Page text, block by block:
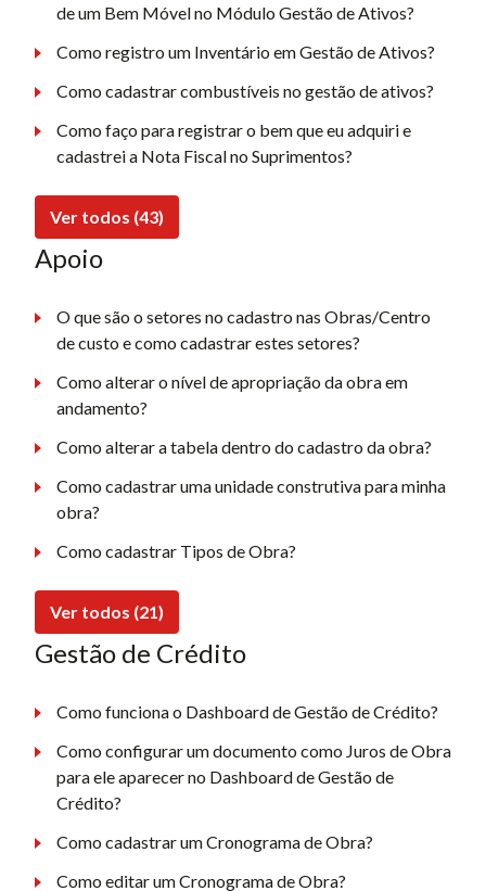
de um Bem Móvel no Módulo Gestão de Ativos?
Como registro um Inventário em Gestão de Ativos?
Como cadastrar combustíveis no gestão de ativos?
Como faço para registrar o bem que eu adquiri e
cadastrei a Nota Fiscal no Suprimentos?
Ver todos (43)
Apoio
O que são o setores no cadastro nas Obras/Centro
de custo e como cadastrar estes setores?
Como alterar o nível de apropriação da obra em
andamento?
Como alterar a tabela dentro do cadastro da obra?
Como cadastrar uma unidade construtiva para minha
obra?
Como cadastrar Tipos de Obra?
Ver todos (21)
Gestão de Crédito
Como funciona o Dashboard de Gestão de Crédito?
Como configurar um documento como Juros de Obra
para ele aparecer no Dashboard de Gestão de
Crédito?
Como cadastrar um Cronograma de Obra?
Como editar um Cronograma de Obra?